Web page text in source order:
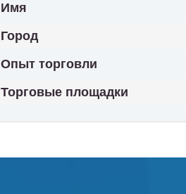
Имя
Город
Опыт торговли
Торговые площадки